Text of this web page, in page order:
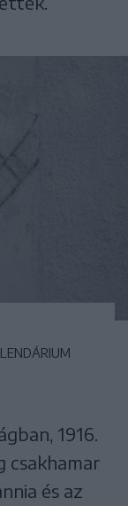
1916.
csakhamar
és az